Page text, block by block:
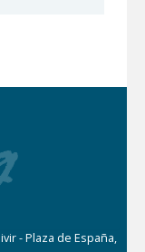
- Plaza de España,